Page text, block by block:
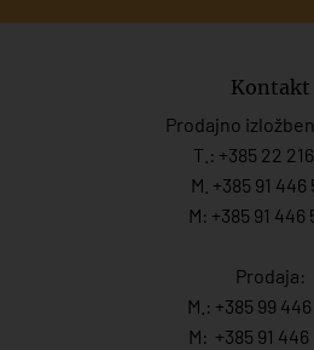
Kontakt
Prodajno
T.: +385 22
M. +385 91 446
M: +385 91 446
Prodaja:
M.: +385 99
M: +385 91 446